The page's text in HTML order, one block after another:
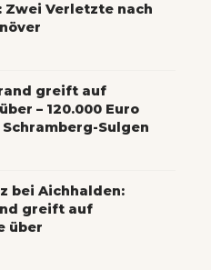
Zwei Verletzte nach
greift auf
– 120.000 Euro
Sulgen
bei Aichhalden:
greift auf
über